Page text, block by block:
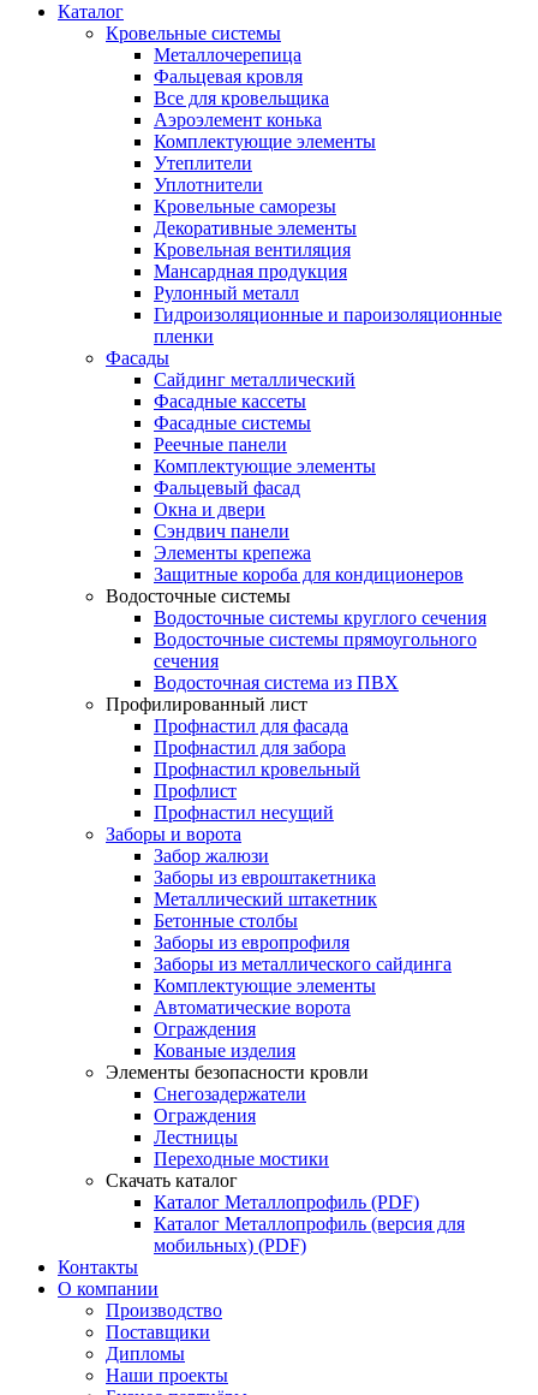
Каталог
Кровельные системы
Металлочерепица
Фальцевая кровля
Все для кровельщика
Аэроэлемент конька
Комплектующие элементы
Утеплители
Уплотнители
Кровельные саморезы
Декоративные элементы
Кровельная вентиляция
Мансардная продукция
Рулонный металл
Гидроизоляционные и пароизоляционные
пленки
Фасады
Сайдинг металлический
Фасадные кассеты
Фасадные системы
Реечные панели
Комплектующие элементы
Фальцевый фасад
Окна и двери
Сэндвич панели
Элементы крепежа
Защитные короба для кондиционеров
Водосточные системы
Водосточные системы круглого сечения
Водосточные системы прямоугольного
сечения
Водосточная система из ПВХ
Профилированный лист
Профнастил для фасада
Профнастил для забора
Профнастил кровельный
Профлист
Профнастил несущий
Заборы и ворота
Забор жалюзи
Заборы из евроштакетника
Металлический штакетник
Бетонные столбы
Заборы из европрофиля
Заборы из металлического сайдинга
Комплектующие элементы
Автоматические ворота
Ограждения
Кованые изделия
Элементы безопасности кровли
Снегозадержатели
Ограждения
Лестницы
Переходные мостики
Скачать каталог
Каталог Металлопрофиль (PDF)
Каталог Металлопрофиль (версия для
мобильных) (PDF)
Контакты
О компании
Производство
Поставщики
Дипломы
Наши проекты